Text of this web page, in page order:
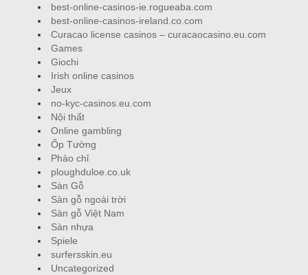
best-online-casinos-ie.rogueaba.com
best-online-casinos-ireland.co.com
Curacao license casinos – curacaocasino.eu.com
Games
Giochi
Irish online casinos
Jeux
no-kyc-casinos.eu.com
Nội thất
Online gambling
Ốp Tường
Phào chỉ
ploughduloe.co.uk
Sàn Gỗ
Sàn gỗ ngoài trời
Sàn gỗ Việt Nam
Sàn nhựa
Spiele
surfersskin.eu
Uncategorized